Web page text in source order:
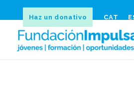
Haz un donativo CAT